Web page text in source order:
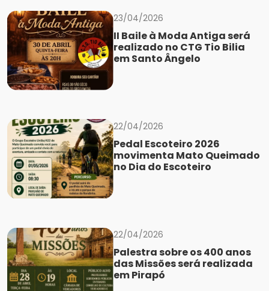
23/04/2026
II Baile à Moda Antiga será
realizado no CTG Tio Bilia
em Santo Ângelo
22/04/2026
Pedal Escoteiro 2026
movimenta Mato Queimado
no Dia do Escoteiro
22/04/2026
Palestra sobre os 400 anos
das Missões será realizada
em Pirapó